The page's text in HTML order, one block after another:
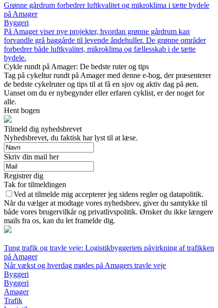
Grønne gårdrum forbedrer luftkvalitet og mikroklima i tætte bydele
på Amager
Byggeri
På Amager viser nye projekter, hvordan grønne gårdrum kan
forvandle grå baggårde til levende åndehuller. De grønne områder
forbedrer både luftkvalitet, mikroklima og fællesskab i de tætte
bydele.
Cykle rundt på Amager: De bedste ruter og tips
Tag på cykeltur rundt på Amager med denne e-bog, der præsenterer
de bedste cykelruter og tips til at få en sjov og aktiv dag på øen.
Uanset om du er nybegynder eller erfaren cyklist, er der noget for
alle.
Hent bogen
Tilmeld dig nyhedsbrevet
Nyhedsbrevet, du faktisk har lyst til at læse.
Skriv din mail her
Registrer dig
Tak for tilmeldingen
Ved at tilmelde mig accepterer jeg sidens regler og datapolitik.
Når du vælger at modtage vores nyhedsbrev, giver du samtykke til
både vores brugervilkår og privatlivspolitik. Ønsker du ikke længere
mails fra os, kan du let framelde dig.
Tung trafik og travle veje: Logistikbyggeriets påvirkning af trafikken
på Amager
Når vækst og hverdag mødes på Amagers travle veje
Byggeri
Byggeri
Amager
Trafik